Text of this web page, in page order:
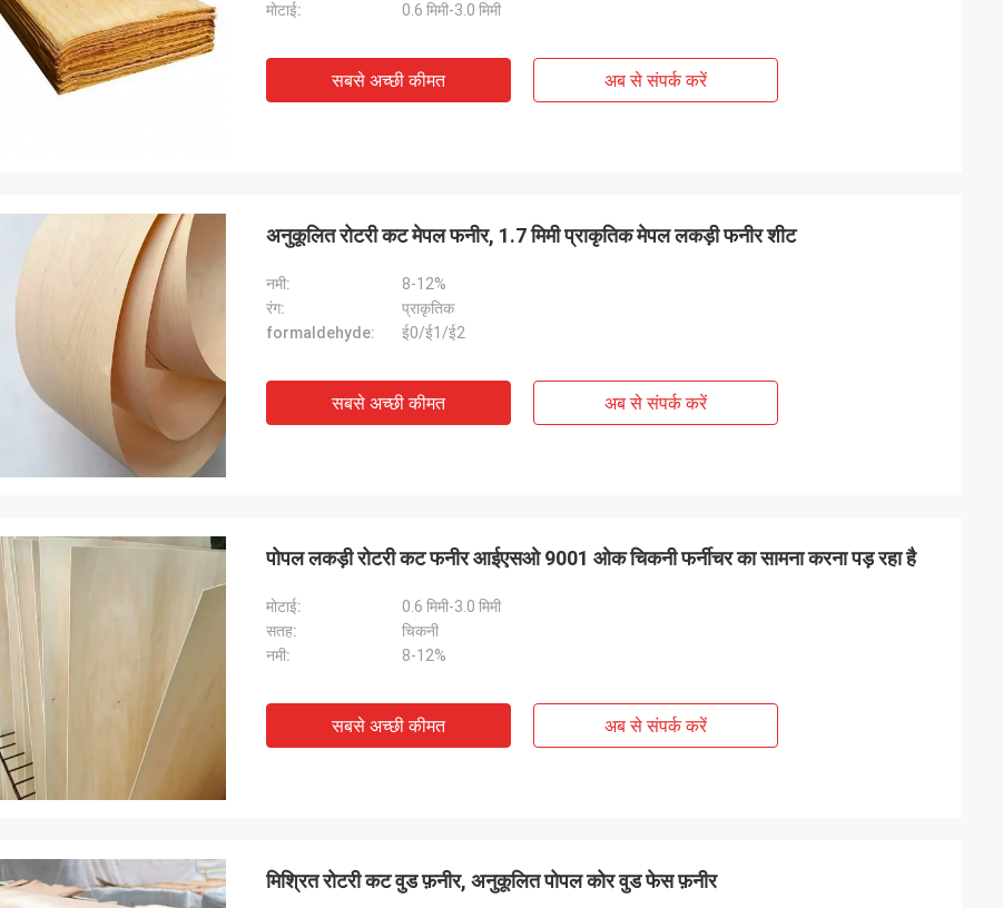
मोटाई:
0.6 मिमी-3.0 मिमी
सबसे अच्छी कीमत अब से संपर्क करें
अनुकूलित रोटरी कट मेपल फनीर, 1.7 मिमी प्राकृतिक मेपल लकड़ी फनीर शीट
नमी:
8-12%
रंग:
प्राकृतिक
formaldehyde:
ई0/ई1/ई2
सबसे अच्छी कीमत अब से संपर्क करें
पोपल लकड़ी रोटरी कट फनीर आईएसओ 9001 ओक चिकनी फर्नीचर का सामना करना पड़ रहा है
मोटाई:
0.6 मिमी-3.0 मिमी
सतह:
चिकनी
नमी:
8-12%
सबसे अच्छी कीमत अब से संपर्क करें
मिश्रित रोटरी कट वुड फ़नीर, अनुकूलित पोपल कोर वुड फेस फ़नीर